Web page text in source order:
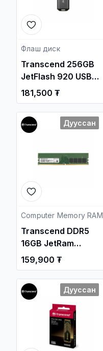
Флаш диск
Transcend 256GB
JetFlash 920 USB
3.2 Gen1 Flash Drive
/TS256GJF920/
181,500 ₮
Дууссан
Computer Memory RAM
Transcend DDR5
16GB JetRam
4800MHz UDIMM PC
Memory
/JM4800ALE-16G/
159,900 ₮
Дууссан